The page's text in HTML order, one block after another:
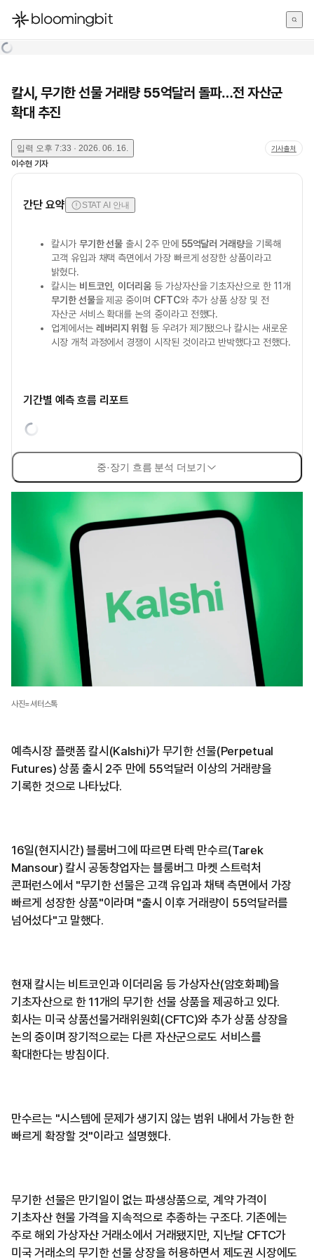
한국어
칼시, 무기한 선물 거래량 55억달러 돌파…전 자산군
확대 추진
입력 오후 7:33 · 2026. 06. 16. 기사출처
이수현 기자
간단 요약 STAT AI 안내
칼시가 무기한 선물 출시 2주 만에 55억달러 거래량을 기록해
고객 유입과 채택 측면에서 가장 빠르게 성장한 상품이라고
밝혔다.
칼시는 비트코인 ,이더리움 등 가상자산을 기초자산으로 한 11개
무기한 선물을 제공 중이며 CFTC와 추가 상품 상장 및 전
자산군 서비스 확대를 논의 중이라고 전했다.
업계에서는 레버리지 위험 등 우려가 제기됐으나 칼시는 새로운
시장 개척 과정에서 경쟁이 시작된 것이라고 반박했다고 전했다.
기간별 예측 흐름 리포트
중·장기 흐름 분석 더보기
사진=셔터스톡
예측시장 플랫폼 칼시(Kalshi)가 무기한 선물(Perpetual
Futures) 상품 출시 2주 만에 55억달러 이상의 거래량을
기록한 것으로 나타났다.
16일(현지시간) 블룸버그에 따르면 타렉 만수르(Tarek
Mansour) 칼시 공동창업자는 블룸버그 마켓 스트럭처
콘퍼런스에서 "무기한 선물은 고객 유입과 채택 측면에서 가장
빠르게 성장한 상품"이라며 "출시 이후 거래량이 55억달러를
넘어섰다"고 말했다.
현재 칼시는 비트코인과 이더리움 등 가상자산(암호화폐)을
기초자산으로 한 11개의 무기한 선물 상품을 제공하고 있다.
회사는 미국 상품선물거래위원회(CFTC)와 추가 상품 상장을
논의 중이며 장기적으로는 다른 자산군으로도 서비스를
확대한다는 방침이다.
만수르는 "시스템에 문제가 생기지 않는 범위 내에서 가능한 한
빠르게 확장할 것"이라고 설명했다.
무기한 선물은 만기일이 없는 파생상품으로, 계약 가격이
기초자산 현물 가격을 지속적으로 추종하는 구조다. 기존에는
주로 해외 가상자산 거래소에서 거래됐지만, 지난달 CFTC가
미국 거래소의 무기한 선물 상장을 허용하면서 제도권 시장에도